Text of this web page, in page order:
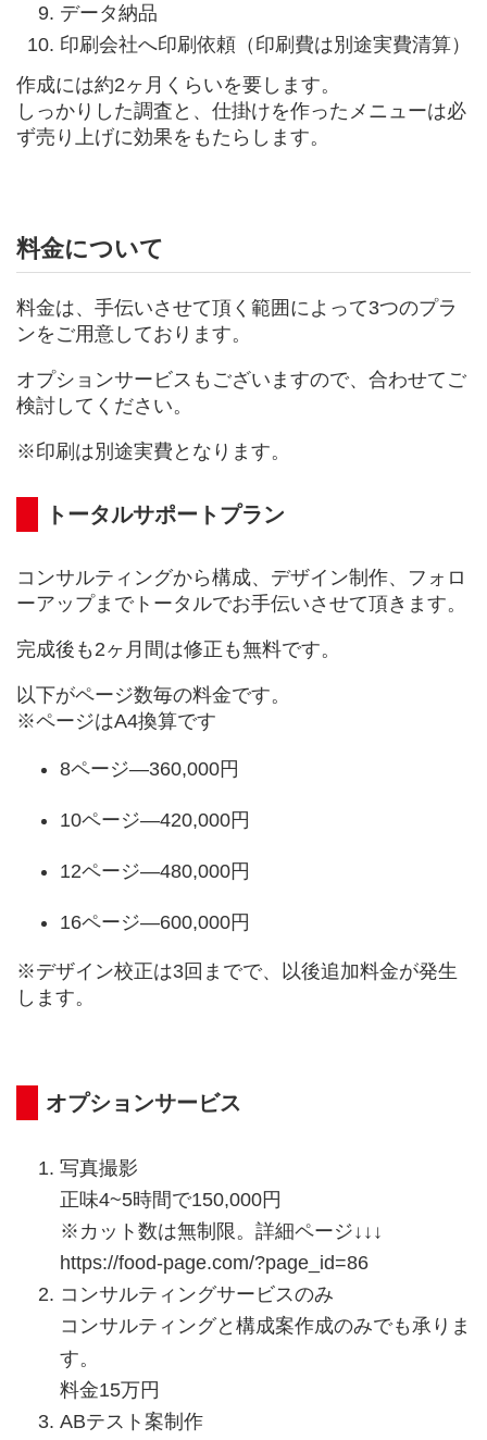
データ納品
印刷会社へ印刷依頼（印刷費は別途実費清算）
作成には約2ヶ月くらいを要します。
しっかりした調査と、仕掛けを作ったメニューは必
ず売り上げに効果をもたらします。
料金について
料金は、手伝いさせて頂く範囲によって3つのプラ
ンをご用意しております。
オプションサービスもございますので、合わせてご
検討してください。
※印刷は別途実費となります。
トータルサポートプラン
コンサルティングから構成、デザイン制作、フォロ
ーアップまでトータルでお手伝いさせて頂きます。
完成後も2ヶ月間は修正も無料です。
以下がページ数毎の料金です。
※ページはA4換算です
8ページ—360,000円
10ページ—420,000円
12ページ—480,000円
16ページ—600,000円
※デザイン校正は3回までで、以後追加料金が発生
します。
オプションサービス
写真撮影
正味4~5時間で150,000円
※カット数は無制限。詳細ページ↓↓↓
https://food-page.com/?page_id=86
コンサルティングサービスのみ
コンサルティングと構成案作成のみでも承りま
す。
料金15万円
ABテスト案制作